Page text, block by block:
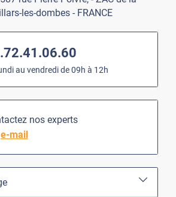
les-dombes - FRANCE
au vendredi de 09h à 12h
nos experts
e-mail